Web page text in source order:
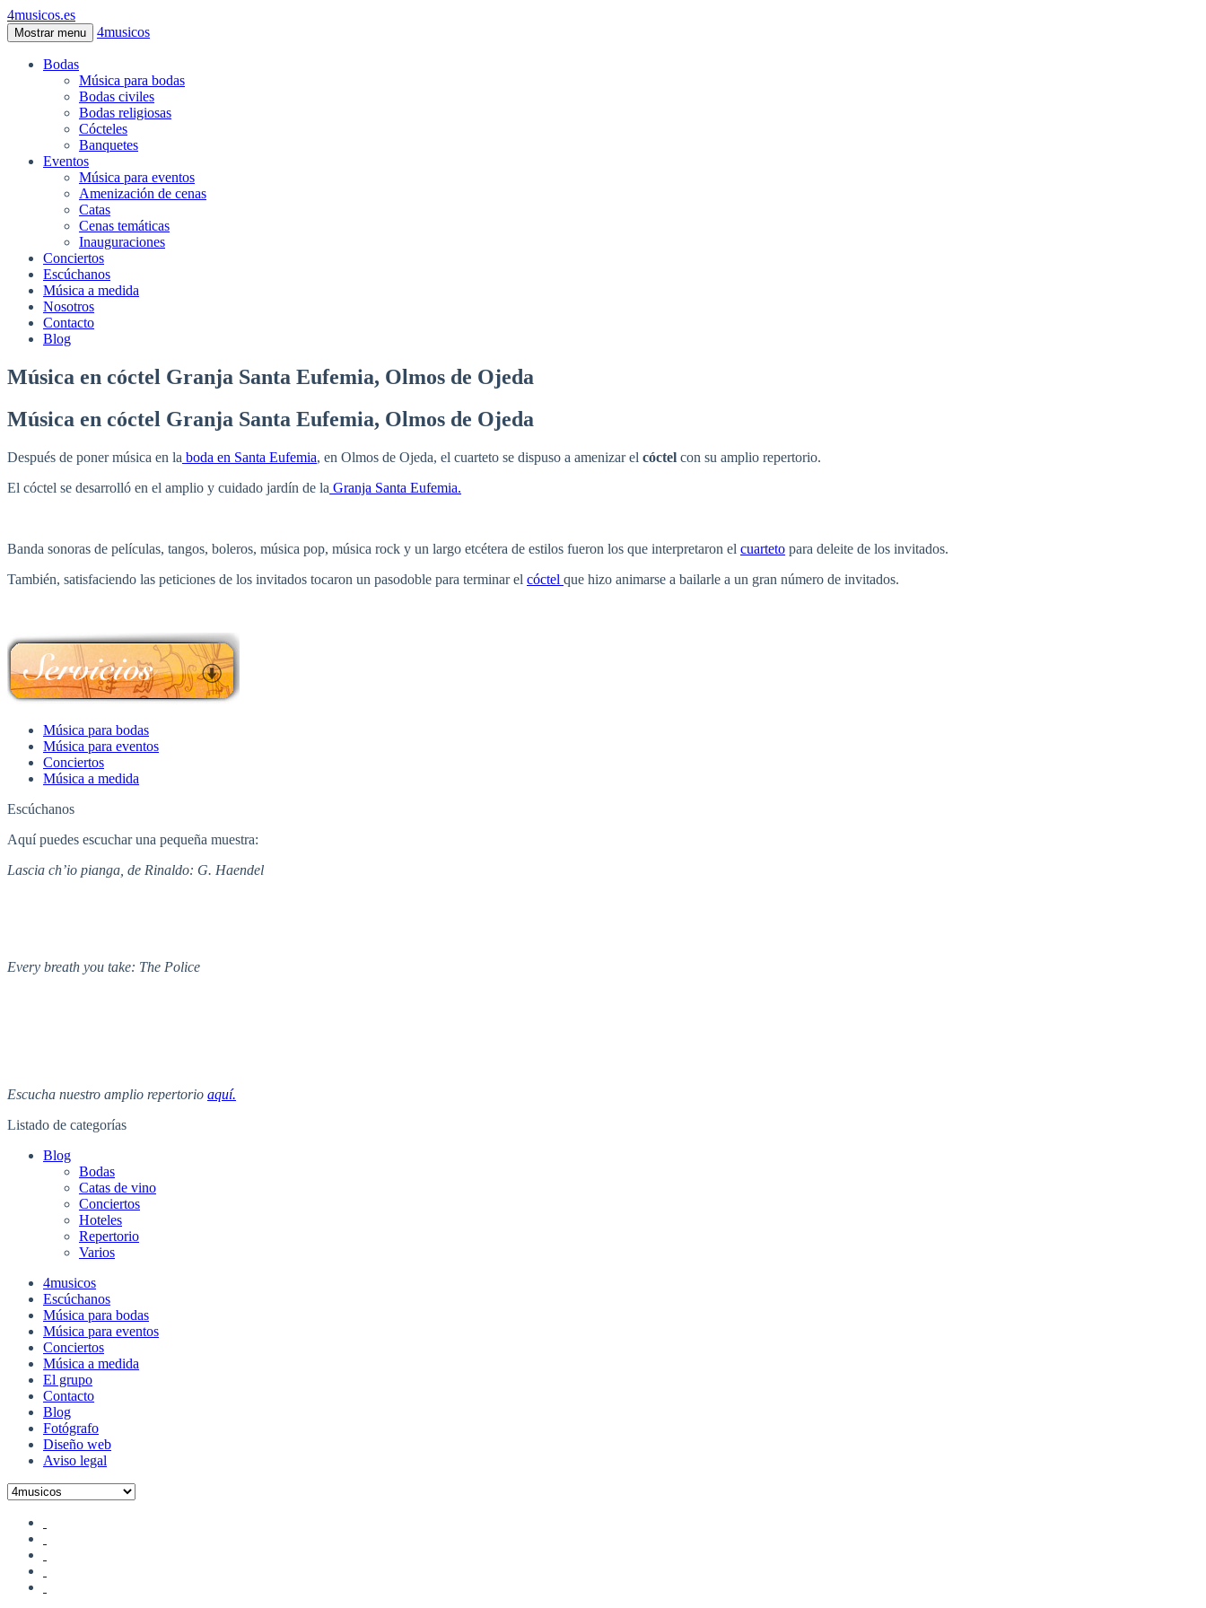
4musicos.es
Mostrar menu 4musicos
Bodas
Música para bodas
Bodas civiles
Bodas religiosas
Cócteles
Banquetes
Eventos
Música para eventos
Amenización de cenas
Catas
Cenas temáticas
Inauguraciones
Conciertos
Escúchanos
Música a medida
Nosotros
Contacto
Blog
Música en cóctel Granja Santa Eufemia, Olmos de Ojeda
Música en cóctel Granja Santa Eufemia, Olmos de Ojeda
Después de poner música en la boda en Santa Eufemia, en Olmos de Ojeda, el cuarteto se dispuso a amenizar el cóctel con su amplio repertorio.
El cóctel se desarrolló en el amplio y cuidado jardín de la Granja Santa Eufemia.
Banda sonoras de películas, tangos, boleros, música pop, música rock y un largo etcétera de estilos fueron los que interpretaron el cuarteto para deleite de los invitados.
También, satisfaciendo las peticiones de los invitados tocaron un pasodoble para terminar el cóctel que hizo animarse a bailarle a un gran número de invitados.
Música para bodas
Música para eventos
Conciertos
Música a medida
Escúchanos
Aquí puedes escuchar una pequeña muestra:
Lascia ch’io pianga, de Rinaldo: G. Haendel
Every breath you take: The Police
Escucha nuestro amplio repertorio aquí.
Listado de categorías
Blog
Bodas
Catas de vino
Conciertos
Hoteles
Repertorio
Varios
4musicos
Escúchanos
Música para bodas
Música para eventos
Conciertos
Música a medida
El grupo
Contacto
Blog
Fotógrafo
Diseño web
Aviso legal